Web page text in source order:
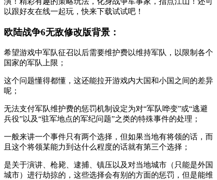
以跟好友在线一起玩，快来下载试试吧！
欧陆战争6无敌修改版背景：
希望游戏中军队征召以后需要维护费以维持军队，以限制各个
国家的军队上限；
这个问题懂得都懂，这还能拉开游戏内大国和小国之间的差异
呢；
无法支付军队维护费的惩罚机制设定为对“军队哗变”或“逃避
兵役”以及“驻军地点的军纪问题”之类的特殊事件的处理；
一般来讲一个事件只有两个选择，但如果当地有将领的话，而
且这个将领某能力到达什么程度的话就有第三个选择；
是关于演讲、枪毙、逮捕、镇压以及对当地城市（只能是外国
城市）进行劫掠的，这些选择会有别的方面的惩罚，但是能维